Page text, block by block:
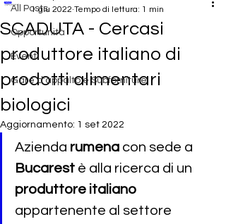
All Posts
Opportunità
Eventi
Gare d'appalto e Subforniture
SCADUTA - Cercasi
produttore italiano di
prodotti alimentari
biologici
1 giu 2022 Tempo di lettura: 1 min
Aggiornamento: 1 set 2022
Azienda rumena con sede a
Bucarest è alla ricerca di un
produttore italiano
appartenente al settore